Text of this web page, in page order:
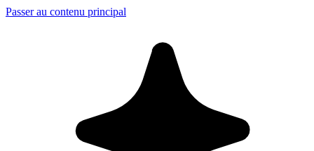
Passer au contenu principal